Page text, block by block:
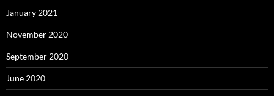
January 2021
November 2020
September 2020
June 2020